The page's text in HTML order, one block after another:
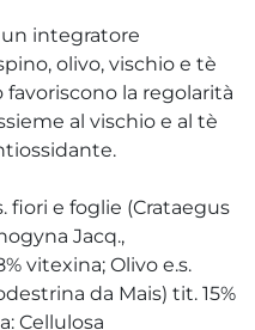
un integratore
olivo, vischio e tè
la regolarità
al vischio e al tè
fiori e foglie (Crataegus
Jacq.,
vitexina; Olivo e.s.
da Mais) tit. 15%
Cellulosa